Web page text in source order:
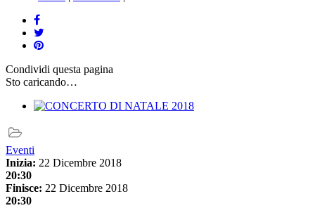
Condividi questa pagina
Sto caricando…
Eventi
Inizia: 22 Dicembre 2018
20:30
Finisce: 22 Dicembre 2018
20:30